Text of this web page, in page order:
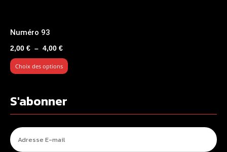
Numéro 93
2,00 € – 4,00 €Plage
de
prix :
4,00 €
Choix des options
S'abonner